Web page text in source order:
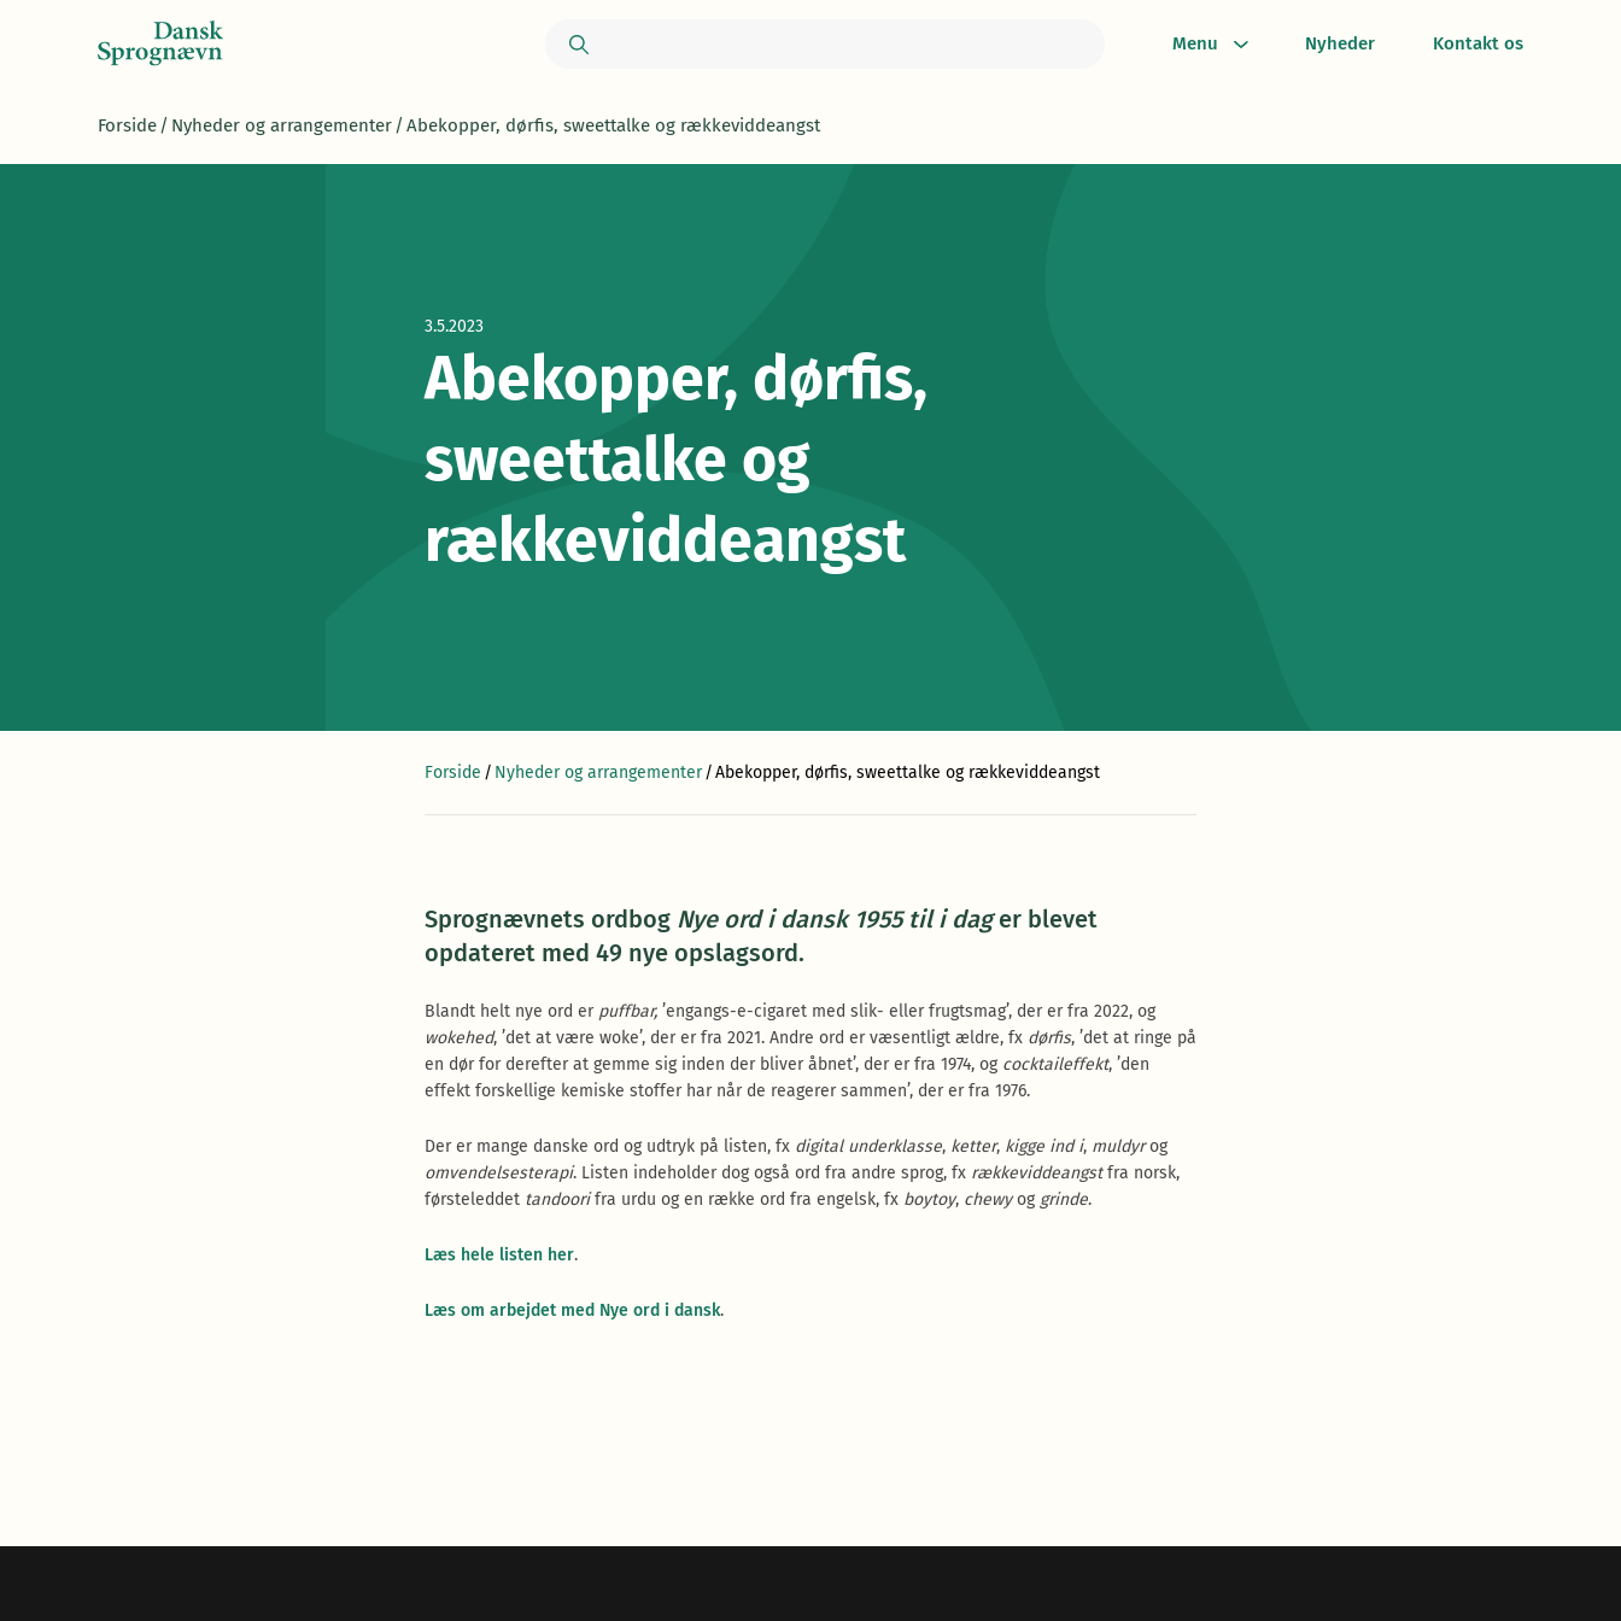
Menu Nyheder Kontakt os
Forside / Nyheder og arrangementer / Abekopper, dørfis, sweettalke og rækkeviddeangst
3.5.2023
Abekopper, dørfis,
sweettalke og
rækkeviddeangst
Forside / Nyheder og arrangementer/Abekopper, dørfis, sweettalke og rækkeviddeangst
Sprognævnets ordbog Nye ord i dansk 1955 til i dager blevet
opdateret med 49 nye opslagsord.
Blandt helt nye ord er puffbar, ’engangs-e-cigaret med slik- eller frugtsmag’, der er fra 2022, og
wokehed, ’det at være woke’, der er fra 2021. Andre ord er væsentligt ældre, fx dørfis, ’det at ringe på
en dør for derefter at gemme sig inden der bliver åbnet’, der er fra 1974, og cocktaileffekt, ’den
effekt forskellige kemiske stoffer har når de reagerer sammen’, der er fra 1976.
Der er mange danske ord og udtryk på listen, fx digital underklasse, ketter, kigge ind i, muldyrog
omvendelsesterapi. Listen indeholder dog også ord fra andre sprog, fx rækkeviddeangstfra norsk,
førsteleddet tandoorifra urdu og en række ord fra engelsk, fx boytoy, chewyog grinde.
Læs hele listen her.
Læs om arbejdet med Nye ord i dansk.